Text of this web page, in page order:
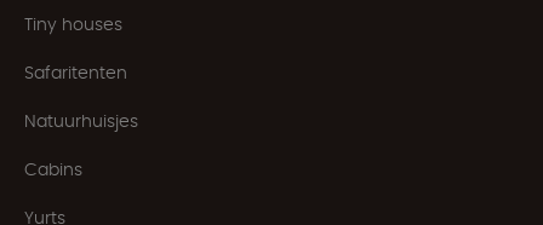
Tiny houses
Safaritenten
Natuurhuisjes
Cabins
Yurts